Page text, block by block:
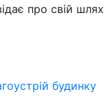
про свій шлях
будинку